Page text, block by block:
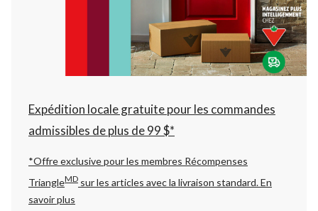
à
22:00
cliquer
pour
changer
Expédition locale gratuite pour les commandes
admissibles de plus de 99 $*
*Offre exclusive pour les membres Récompenses
TriangleMD sur les articles avec la livraison standard.En
savoir plus